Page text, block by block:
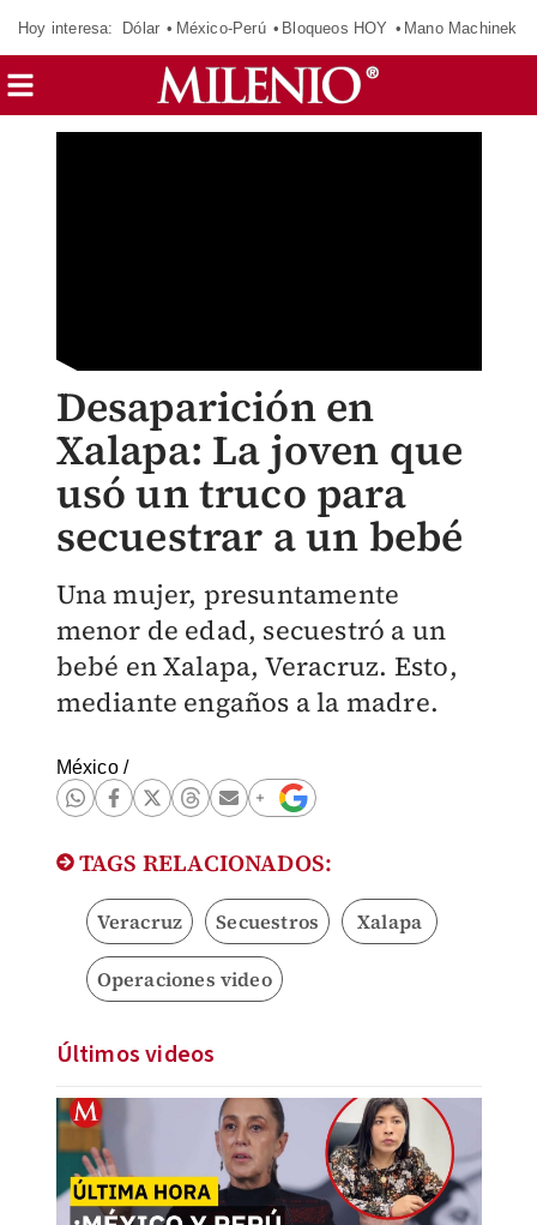
Hoy interesa: Dólar México-Perú Bloqueos HOY Mano Machinek
Desaparición en
Xalapa: La joven que
usó un truco para
secuestrar a un bebé
Una mujer, presuntamente
menor de edad, secuestró a un
bebé en Xalapa, Veracruz. Esto,
mediante engaños a la madre.
México/
TAGS RELACIONADOS:
Veracruz Secuestros Xalapa
Operaciones video
Últimos videos